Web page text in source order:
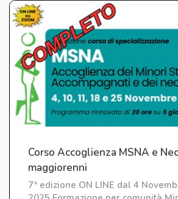
Corso Accoglienza MSNA e
maggiorenni
7ª edizione ON LINE dal 4